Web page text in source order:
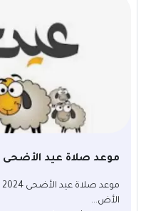
موعد صلاة عيد الأضحى 2024 في البيض | الجزائر
الأض...